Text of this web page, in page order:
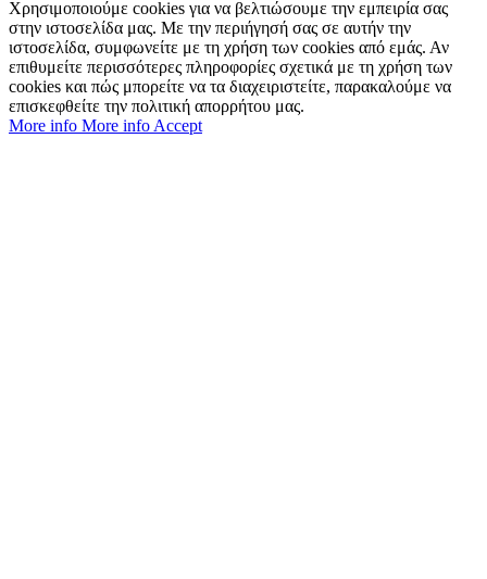
Χρησιμοποιούμε cookies για να βελτιώσουμε την εμπειρία σας
στην ιστοσελίδα μας. Με την περιήγησή σας σε αυτήν την
ιστοσελίδα, συμφωνείτε με τη χρήση των cookies από εμάς. Αν
επιθυμείτε περισσότερες πληροφορίες σχετικά με τη χρήση των
cookies και πώς μπορείτε να τα διαχειριστείτε, παρακαλούμε να
επισκεφθείτε την πολιτική απορρήτου μας.
More info More info Accept